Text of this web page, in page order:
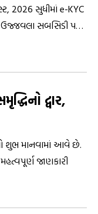
2026 સુધીમાં e-KYC
ઉજ્જવલા સબસિડી પણ
શકો છો. સમયસર
દ્વાર,
શુભ માનવામાં આવે છે.
જાણકારી